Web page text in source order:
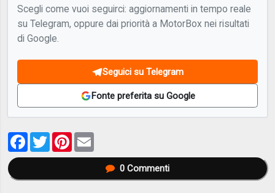
Scegli come vuoi seguirci: aggiornamenti in tempo reale
su Telegram, oppure dai priorità a MotorBox nei risultati
di Google.
Seguici su Telegram
Fonte preferita su Google
Facebook
TwitterPinterest
0Commenti